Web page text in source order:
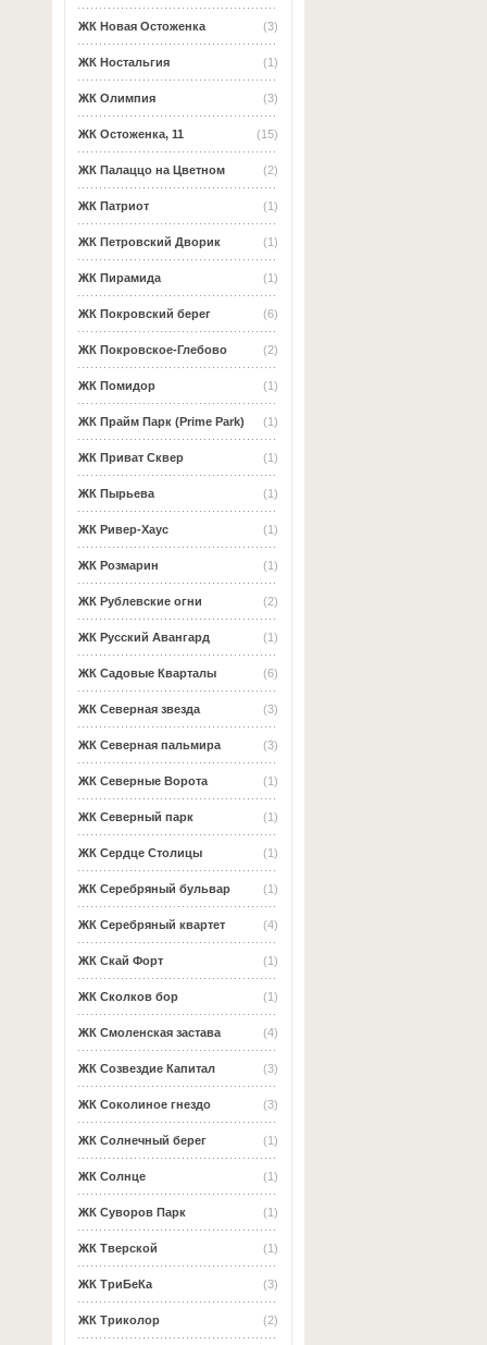
(3)
ЖК Новая Остоженка
(1)
ЖК Ностальгия
(3)
ЖК Олимпия
(15)
ЖК Остоженка, 11
(2)
ЖК Палаццо на Цветном
(1)
ЖК Патриот
(1)
ЖК Петровский Дворик
(1)
ЖК Пирамида
(6)
ЖК Покровский берег
(2)
ЖК Покровское-Глебово
(1)
ЖК Помидор
(1)
ЖК Прайм Парк (Prime Park)
(1)
ЖК Приват Сквер
(1)
ЖК Пырьева
(1)
ЖК Ривер-Хаус
(1)
ЖК Розмарин
(2)
ЖК Рублевские огни
(1)
ЖК Русский Авангард
(6)
ЖК Садовые Кварталы
(3)
ЖК Северная звезда
(3)
ЖК Северная пальмира
(1)
ЖК Северные Ворота
(1)
ЖК Северный парк
(1)
ЖК Сердце Столицы
(1)
ЖК Серебряный бульвар
(4)
ЖК Серебряный квартет
(1)
ЖК Скай Форт
(1)
ЖК Сколков бор
(4)
ЖК Смоленская застава
(3)
ЖК Созвездие Капитал
(3)
ЖК Соколиное гнездо
(1)
ЖК Солнечный берег
(1)
ЖК Солнце
(1)
ЖК Суворов Парк
(1)
ЖК Тверской
(3)
ЖК ТриБеКа
(2)
ЖК Триколор